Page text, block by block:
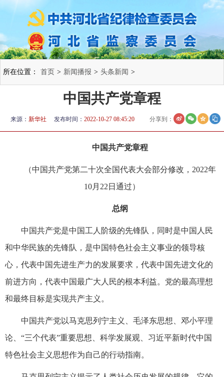
所在位置： 首页 > 新闻播报 > 头条新闻 >
中国共产党章程
来源： 新华社 发布时间： 2022-10-27 08:45:20 分享到：
中国共产党章程
（中国共产党第二十次全国代表大会部分修改，2022年
10月22日通过）
总纲
中国共产党是中国工人阶级的先锋队，同时是中国人民
和中华民族的先锋队，是中国特色社会主义事业的领导核
心，代表中国先进生产力的发展要求，代表中国先进文化的
前进方向，代表中国最广大人民的根本利益。党的最高理想
和最终目标是实现共产主义。
中国共产党以马克思列宁主义、毛泽东思想、邓小平理
论、“三个代表”重要思想、科学发展观、习近平新时代中国
特色社会主义思想作为自己的行动指南。